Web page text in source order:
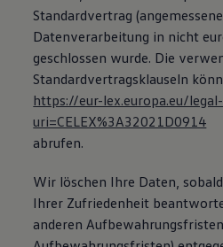
Standardvertrag
Datenverarbeitung in nicht
geschlossen wurde. Die
Standardvertragsklauseln
https://eur-lex.europa.eu/
uri=CELEX%3A32021D0914
abrufen.
Wir löschen Ihre Daten,
Ihrer Zufriedenheit
anderen